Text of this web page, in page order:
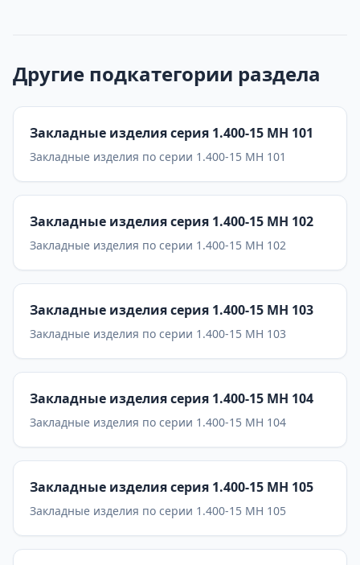
Другие подкатегории раздела
Закладные изделия серия 1.400-15 МН 101
Закладные изделия по серии 1.400-15 МН 101
Закладные изделия серия 1.400-15 МН 102
Закладные изделия по серии 1.400-15 МН 102
Закладные изделия серия 1.400-15 МН 103
Закладные изделия по серии 1.400-15 МН 103
Закладные изделия серия 1.400-15 МН 104
Закладные изделия по серии 1.400-15 МН 104
Закладные изделия серия 1.400-15 МН 105
Закладные изделия по серии 1.400-15 МН 105